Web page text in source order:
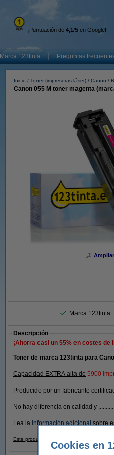
¡Puntuación de 4,1/5 en Google!
Marca 123tinta Preguntas
Inicio Toner (impresoras láser) Canon
Canon 055 M toner magenta
Ampliar
Marca 123tinta:
Descripción
¡Ahorra casi un 55% en costes de
Toner de marca 123tinta para
Capacidad EXTRA alta de 5900
Producido por un fabricante
No hay diferencia en calidad y
Lea la información adicionalsobre
Este producto marca 123tinta incluye
Cookies en